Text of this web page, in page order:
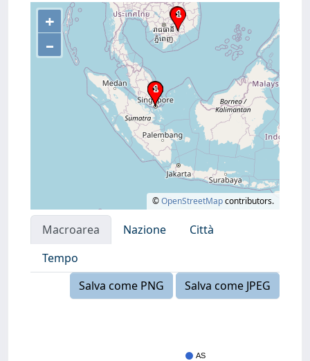
+
–
©OpenStreetMapcontributors.
Macroarea Nazione
Città
Tempo
Salva come PNG
Salva come JPEG
AS